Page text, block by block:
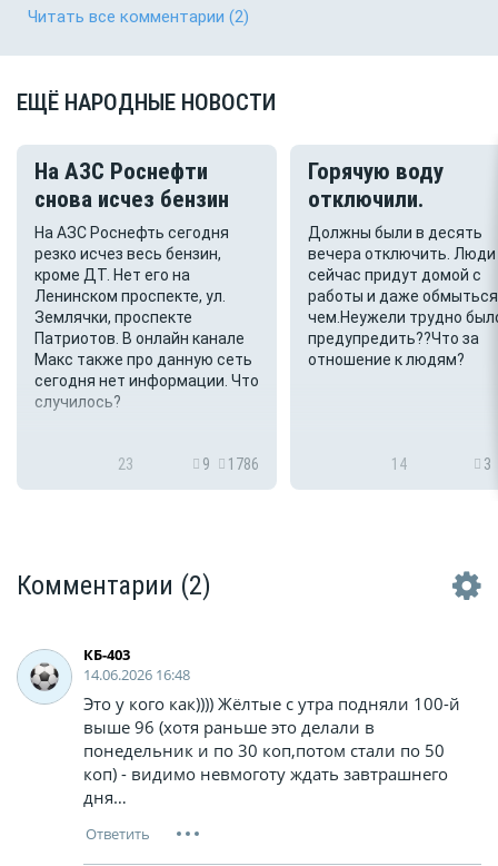
Читать все комментарии (2)
ЕЩЁ НАРОДНЫЕ НОВОСТИ
На АЗС Роснефти
снова исчез бензин
На АЗС Роснефть сегодня
резко исчез весь бензин,
кроме ДТ. Нет его на
Ленинском проспекте, ул.
Землячки, проспекте
Патриотов. В онлайн канале
Макс также про данную сеть
сегодня нет информации. Что
случилось?
23 9 1786
Горячую воду
отключили.
Должны были в десять
вечера отключить. Люди
сейчас придут домой с
работы и даже
чем.Неужели трудно
предупредить??Что за
отношение к людям?
14 3
Комментарии (2)
КБ-403
14.06.2026 16:48
Это у кого как)))) Жёлтые с утра подняли 100-й
выше 96 (хотя раньше это делали в
понедельник и по 30 коп,потом стали по 50
коп) - видимо невмоготу ждать завтрашнего
дня…